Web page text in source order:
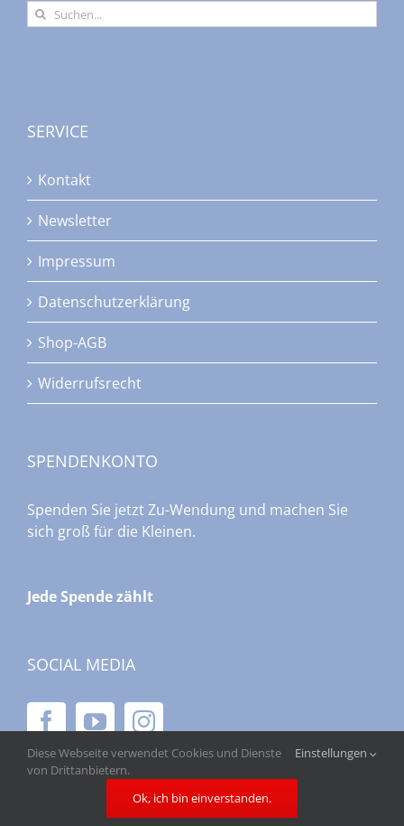
Suche
nach:
SERVICE
Kontakt
Newsletter
Impressum
Datenschutzerklärung
Shop-AGB
Widerrufsrecht
SPENDENKONTO
Spenden Sie jetzt Zu-Wendung und machen Sie
sich groß für die Kleinen.
Jede Spende zählt
SOCIAL MEDIA
Diese Webseite verwendet Cookies und Dienste
von Drittanbietern.
Einstellungen
Ok, ich bin einverstanden.